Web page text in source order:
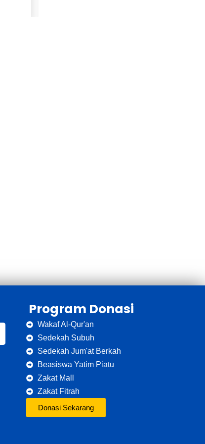
Program Donasi
Wakaf Al-Qur'an
Sedekah Subuh
Sedekah Jum'at Berkah
Beasiswa Yatim Piatu
Zakat Mall
Zakat Fitrah
Donasi Sekarang